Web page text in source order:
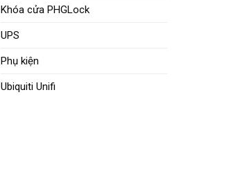
Khóa cửa PHGLock
UPS
Phụ kiện
Ubiquiti Unifi